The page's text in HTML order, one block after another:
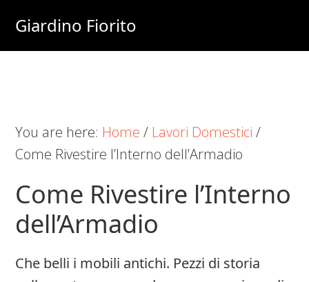
main
primary
footer
Giardino Fiorito
You are here: Home / Lavori Domestici /
Come Rivestire l’Interno dell’Armadio
Come Rivestire l’Interno
dell’Armadio
Che belli i mobili antichi. Pezzi di storia